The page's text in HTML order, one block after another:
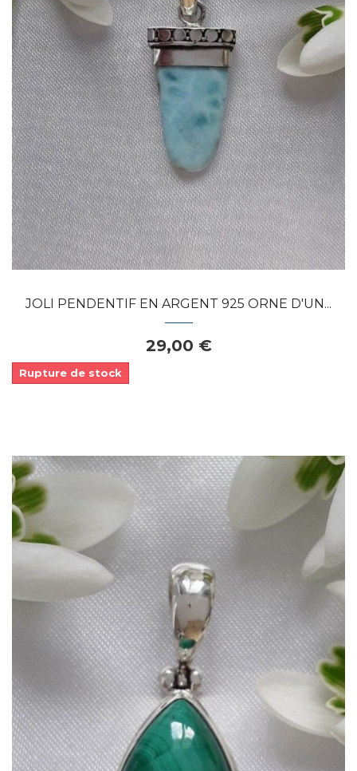
Dans mon panier
APERÇU RAPIDE
JOLI PENDENTIF EN ARGENT 925 ORNE D'UN...
29,00 €
Rupture de stock
Dans mon panier
APERÇU RAPIDE